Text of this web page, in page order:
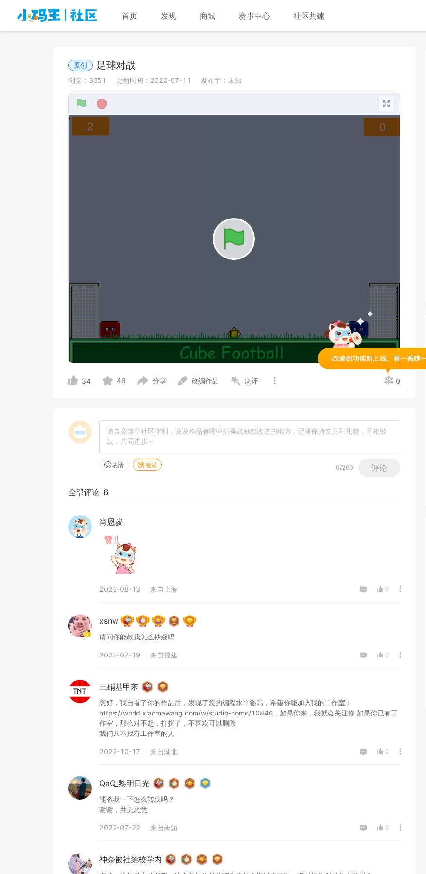
首页 发现 商城 赛事中心 社区共建
原创 足球对战
浏览： 3351 更新时间： 2020-07-11 发布于： 未知
34 46 分享 改编作品 测评 0
表情 漩涡 0/200 评论
全部评论 6
肖恩骏
2023-08-13 来自 上海 0
xsnw
请问你能教我怎么抄袭吗
2023-07-19 来自福建 0
三硝基甲苯
您好，我自看了你的作品后，发现了您的编程水平很高，希望你能加入我的工作室：
https://world.xiaomawang.com/w/studio-home/10846，如果你来，我就会关注你 如果你已有工
作室，那么对不起，打扰了，不喜欢可以删除
我们从不找有工作室的人
2022-10-17 来自湖北 0
QaQ_黎明日光
能教我一下怎么转载吗？
谢谢，并无恶意
2022-07-22 来自未知 0
神奈被社禁校学内